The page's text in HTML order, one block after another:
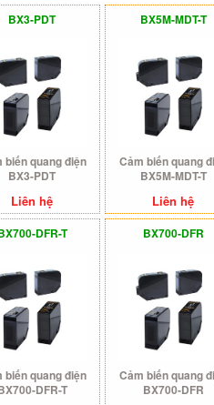
BX3-PDT
biến quang điện
BX3-PDT
Liên hệ
BX5M-MDT-T
Cảm biến quang
BX5M-MDT-T
Liên hệ
DFR-T
biến quang điện
DFR-T
BX700-DFR
Cảm biến quang
BX700-DFR